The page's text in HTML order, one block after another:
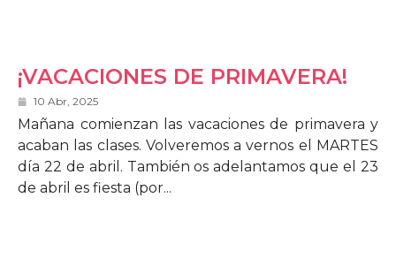
¡VACACIONES DE PRIMAVERA!
10 Abr, 2025
Mañana comienzan las vacaciones de primavera y
acaban las clases. Volveremos a vernos el MARTES
día 22 de abril. También os adelantamos que el 23
de abril es fiesta (por...